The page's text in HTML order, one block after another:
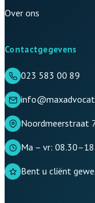
Over ons
Contactgegevens
023 583 00 89
Noordmeerstraat
Ma – vr:
Bent u cliënt